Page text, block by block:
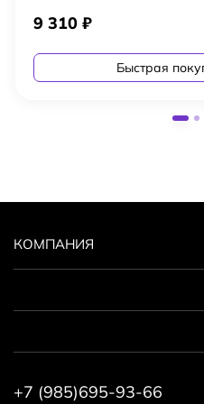
9 310₽
Быстрая
КОМПАНИЯ
+7 (985)695-93-66